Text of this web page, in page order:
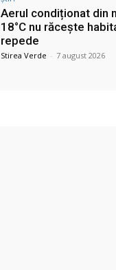
Aerul condiționat din
18°C nu răcește
repede
Stirea Verde - 7 august 2026